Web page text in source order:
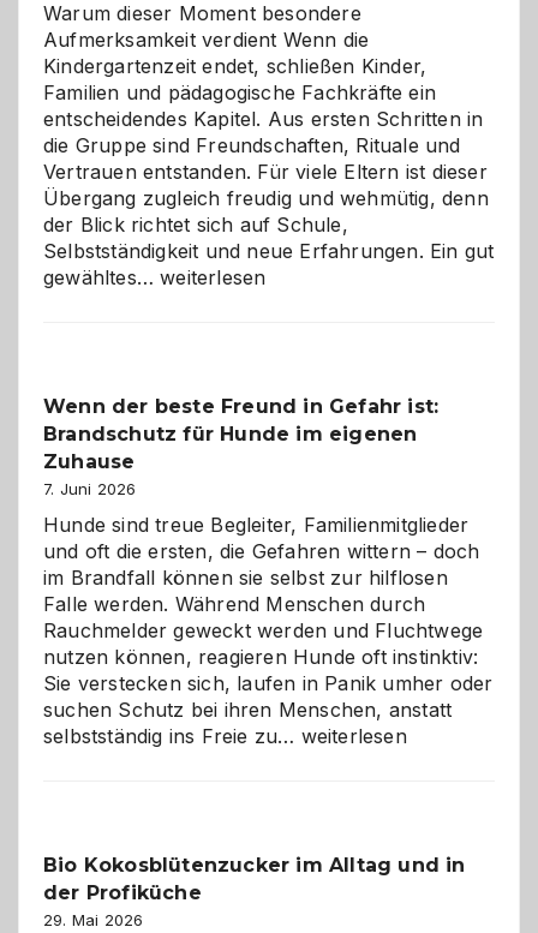
Warum dieser Moment besondere
Aufmerksamkeit verdient Wenn die
Kindergartenzeit endet, schließen Kinder,
Familien und pädagogische Fachkräfte ein
entscheidendes Kapitel. Aus ersten Schritten in
die Gruppe sind Freundschaften, Rituale und
Vertrauen entstanden. Für viele Eltern ist dieser
Übergang zugleich freudig und wehmütig, denn
der Blick richtet sich auf Schule,
Selbstständigkeit und neue Erfahrungen. Ein gut
gewähltes…Abschied
und
herzlich
weiterlesen
Wenn der beste Freund in Gefahr ist:
Brandschutz für Hunde im eigenen
Zuhause
7. Juni 2026
Hunde sind treue Begleiter, Familienmitglieder
und oft die ersten, die Gefahren wittern – doch
im Brandfall können sie selbst zur hilflosen
Falle werden. Während Menschen durch
Rauchmelder geweckt werden und Fluchtwege
nutzen können, reagieren Hunde oft instinktiv:
Sie verstecken sich, laufen in Panik umher oder
suchen Schutz bei ihren Menschen, anstatt
selbstständig ins Freie zu… Wenn
Gefahr
weiterlesen
Bio Kokosblütenzucker im Alltag und in
der Profiküche
29. Mai 2026